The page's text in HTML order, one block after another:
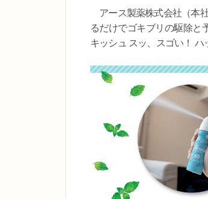
アース製薬株式会社（本
るだけでゴキブリの駆除と
キッシュ スッ、スゴい！ ハ